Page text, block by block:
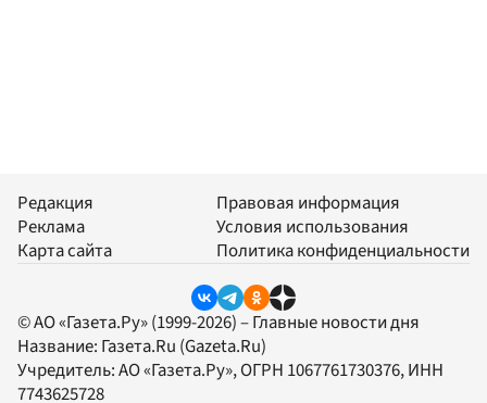
Редакция
Реклама
Карта сайта
Правовая информация
Условия использования
Политика конфиденциальности
© АО «Газета.Ру» (1999-2026) – Главные новости дня
Название: Газета.Ru (Gazeta.Ru)
Учредитель:АО «Газета.Ру», ОГРН 1067761730376, ИНН
7743625728